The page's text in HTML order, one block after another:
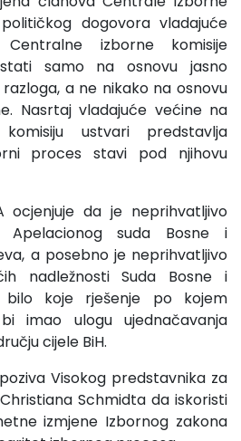
dogovora vladajuće
izborne komisije
samo na osnovu jasno
a ne nikako na osnovu
Nasrtaj vladajuće većine na
ustvari predstavlja
proces stavi pod njihovu
ocjenjuje da je neprihvatljivo
Apelacionog suda Bosne i
a posebno je neprihvatljivo
nadležnosti Suda Bosne i
bilo koje rješenje po kojem
imao ulogu ujednačavanja
cijele BiH.
Visokog predstavnika za
Schmidta da iskoristi
izmjene Izbornog zakona